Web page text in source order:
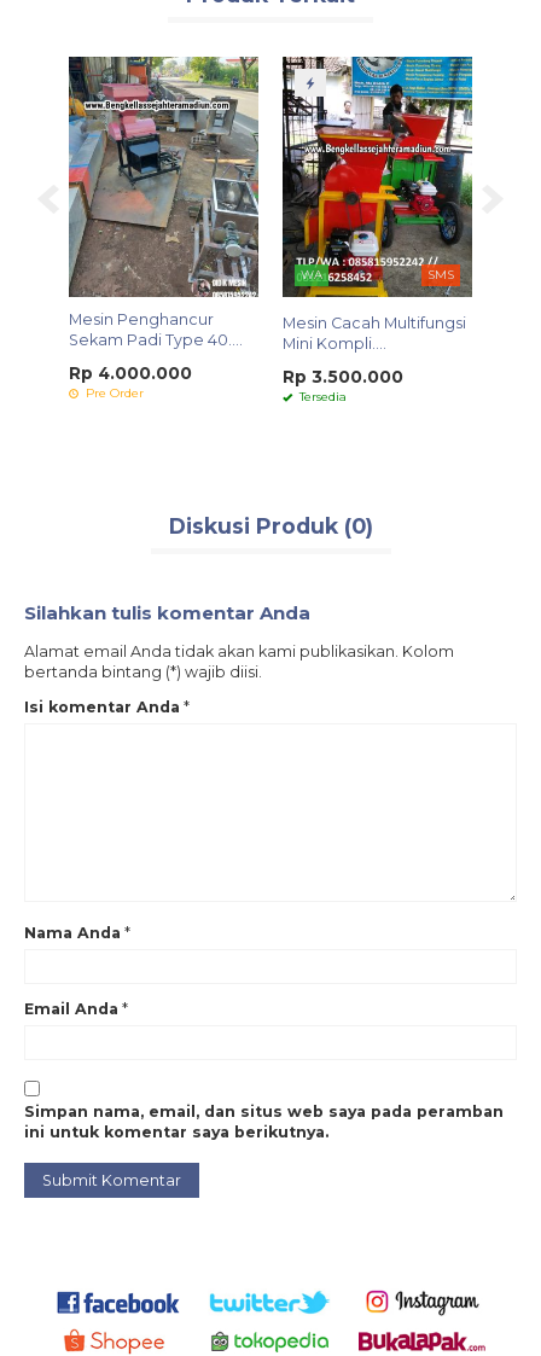
Mesin Penghancur
Sekam Padi Type 40....
Rp 4.000.000
Pre Order
WA SMS
Mesin Cacah Multifungsi
Mini Kompli....
Rp 3.500.000
Tersedia
Diskusi Produk (0)
Silahkan tulis komentar Anda
Alamat email Anda tidak akan kami publikasikan. Kolom
bertanda bintang (*) wajib diisi.
Isi komentar Anda *
Nama Anda *
Email Anda *
Simpan nama, email, dan situs web saya pada peramban
ini untuk komentar saya berikutnya.